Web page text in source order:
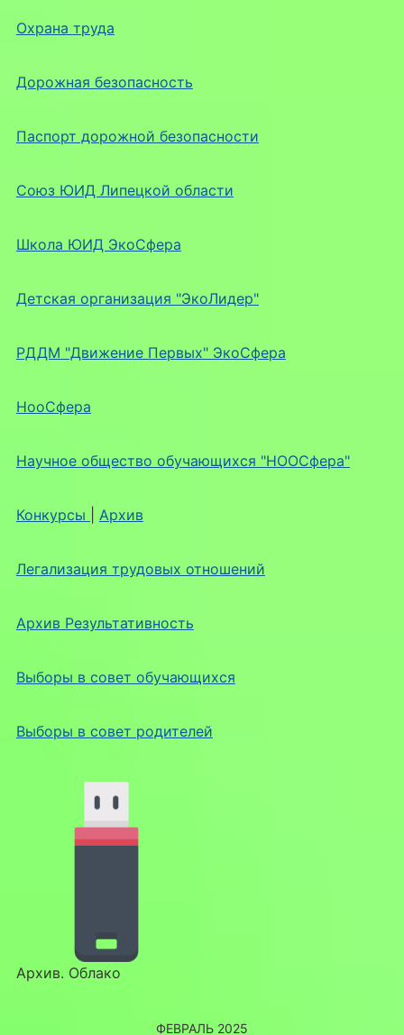
Охрана труда
Дорожная безопасность
Паспорт дорожной безопасности
Союз ЮИД Липецкой области
Школа ЮИД ЭкоСфера
Детская организация "ЭкоЛидер"
РДДМ "Движение Первых" ЭкоСфера
НооСфера
Научное общество обучающихся "НООСфера"
Конкурсы Архив
Легализация трудовых отношений
Архив Результативность
Выборы в совет обучающихся
Выборы в совет родителей
Архив. Облако
ФЕВРАЛЬ 2025